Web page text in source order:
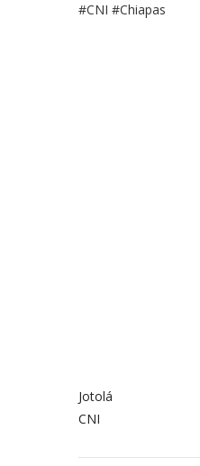
#CNI #Chiapas
Jotolá
CNI